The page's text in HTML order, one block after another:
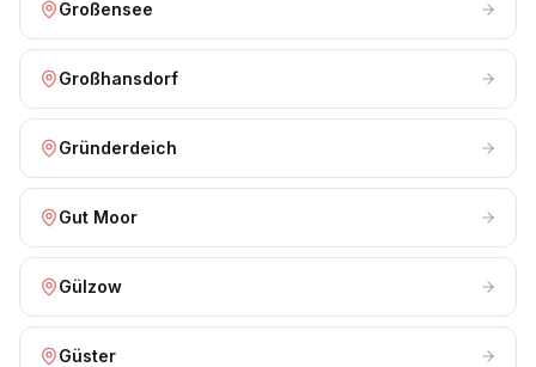
Großensee
Großhansdorf
Gründerdeich
Gut Moor
Gülzow
Güster